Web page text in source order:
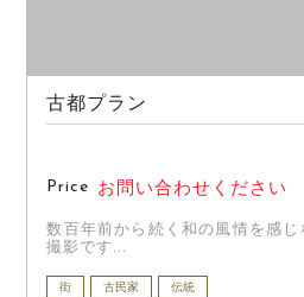
古都プラン
Price お問い合わせください
数百年前から続く和の風情を感
撮影です...
街 古民家 伝統